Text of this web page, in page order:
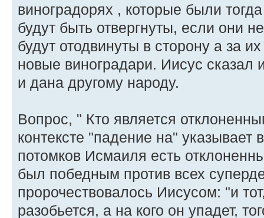
виноградорях , которые были
будут быть отвергнуты, если они
будут отодвинуты в сторону а за
новые виноградари. Иисус сказал
и дана другому народу.
Вопрос, " Кто является
контексте "падение на" указывает
потомков Исмаиля есть
был победным против всех
пророчествовалось Иисусом: "и
разобьется, а на кого он упадет,